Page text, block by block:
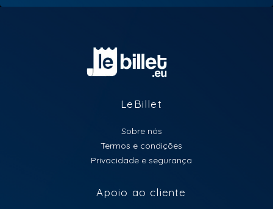
LeBillet
Sobre nós
Termos e condições
Privacidade e segurança
Apoio ao cliente